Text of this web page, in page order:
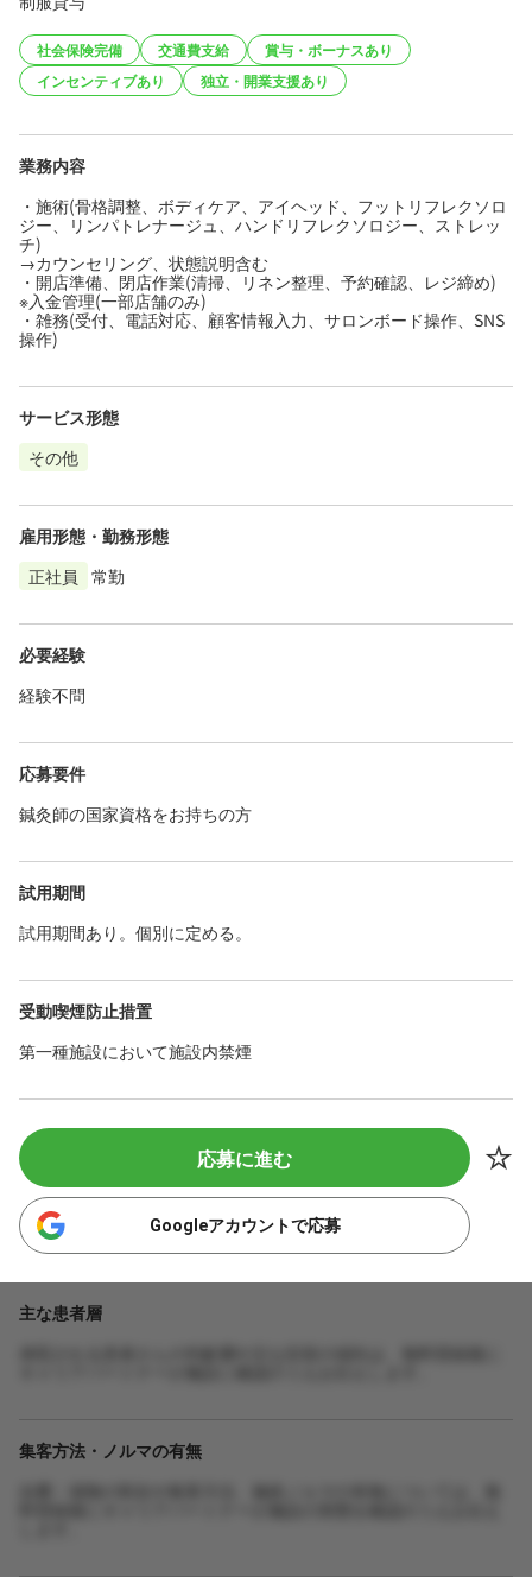
社会保険完備 交通費支給
賞与・ボーナスあり
インセンティブあり
独立・開業支援あり
業務内容
・施術(骨格調整、ボディケア、アイヘッド、フットリフレクソロ
ジー、リンパトレナージュ、ハンドリフレクソロジー、ストレッ
チ)
→カウンセリング、状態説明含む
・開店準備、閉店作業(清掃、リネン整理、予約確認、レジ締め)
※入金管理(一部店舗のみ)
・雑務(受付、電話対応、顧客情報入力、サロンボード操作、SNS
操作)
サービス形態
その他
雇用形態・勤務形態
正社員
常勤
必要経験
経験不問
応募要件
鍼灸師の国家資格をお持ちの方
試用期間
試用期間あり。個別に定める。
受動喫煙防止措置
第一種施設において施設内禁煙
応募に進む
Googleアカウントで応募
主な患者層
集客方法・ノルマの有無